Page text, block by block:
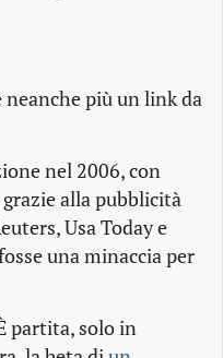
neanche più un link da
nel 2006, con
alla pubblicità
Usa Today e
una minaccia per
partita, solo in